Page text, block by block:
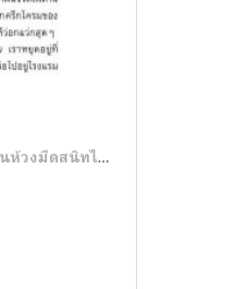
มืดสนิทไม่มิดแสง